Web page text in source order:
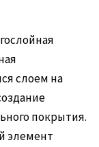
слоем на
покрытия.
элемент